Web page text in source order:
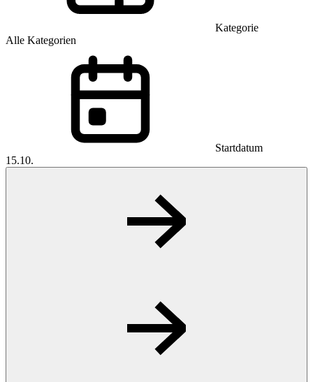
Kategorie
Alle Kategorien
Startdatum
15.10.